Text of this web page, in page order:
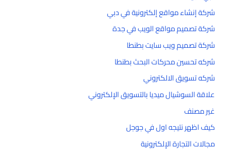
شركة إنشاء مواقع إلكترونية في دبي
شركة تصميم مواقع الويب في جدة
شركة تصميم ويب سايت بطنطا
شركه تحسين محركات البحث بطنطا
شركه تسويق الالكتروني
علاقة السوشيال ميديا بالتسويق الإلكتروني
غير مصنف
كيف اظهر نتيجه اول في جوجل
مجالات التجارة الإلكترونية